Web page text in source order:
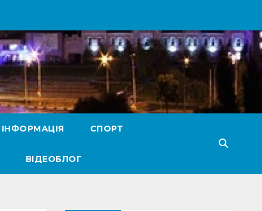
СПОРТ
ВІДЕОБЛОГ